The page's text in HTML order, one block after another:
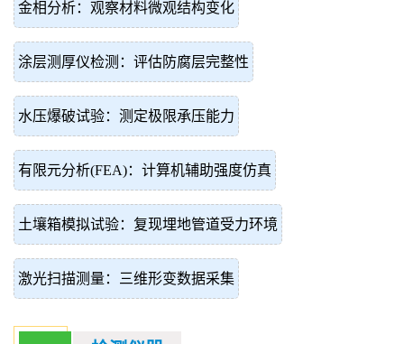
金相分析：观察材料微观结构变化
涂层测厚仪检测：评估防腐层完整性
水压爆破试验：测定极限承压能力
有限元分析(FEA)：计算机辅助强度仿真
土壤箱模拟试验：复现埋地管道受力环境
激光扫描测量：三维形变数据采集